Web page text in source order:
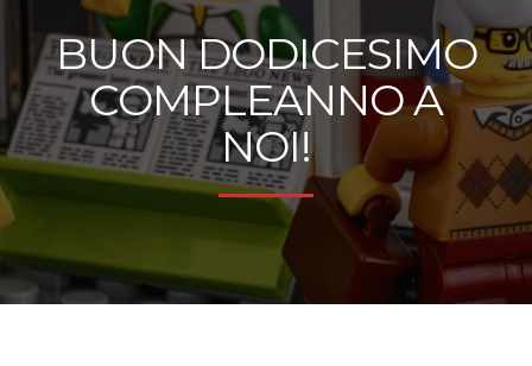
BUON DODICESIMO
COMPLEANNO A
NOI!